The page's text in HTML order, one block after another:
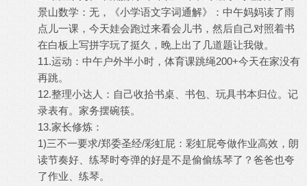
景山数学：无，《小学语文字词通解》：中午妈妈读了雨
点儿一课，今天娃会跑过来看会儿书，然后自己对照着书
在白板上写拼字玩了挺久，晚上出了几道题让我做。
11.运动：中午户外半小时，体育课跳绳200+今天在家没有
再跳。
12.整理小达人：自己收拾书桌、书包、玩具书本归位。记
录表有。家务摆碗筷。
13.家长修炼：
1)三不一要求/郑委圣经/彩虹屁：彩虹屁夸做作业高效，朗
读节奏好、练琴时夸弹的好是不是偷偷练琴了？爸爸也夸
了作业、练琴。